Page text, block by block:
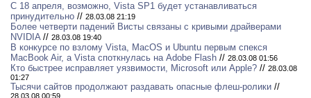
C 18 апреля, возможно, Vista SP1 будет устанавливаться
принудительно // 28.03.08 21:19
Более четверти падений Висты связаны с кривыми драйверами
NVIDIA// 28.03.08 19:40
В конкурсе по взлому Vista, MacOS и Ubuntu первым спекся
MacBook Air, а Vista споткнулась на Adobe Flash // 28.03.08 01:56
Кто быстрее исправляет уязвимости, Microsoft или Apple? // 28.03.08
01:27
Тысячи сайтов продолжают раздавать опасные флеш-ролики //
28.03.08 00:59